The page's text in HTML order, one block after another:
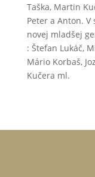
Taška, Martin
Peter a Anton.
novej mladšej
: Štefan Lukáč,
Mário Korbaš,
Kučera ml.